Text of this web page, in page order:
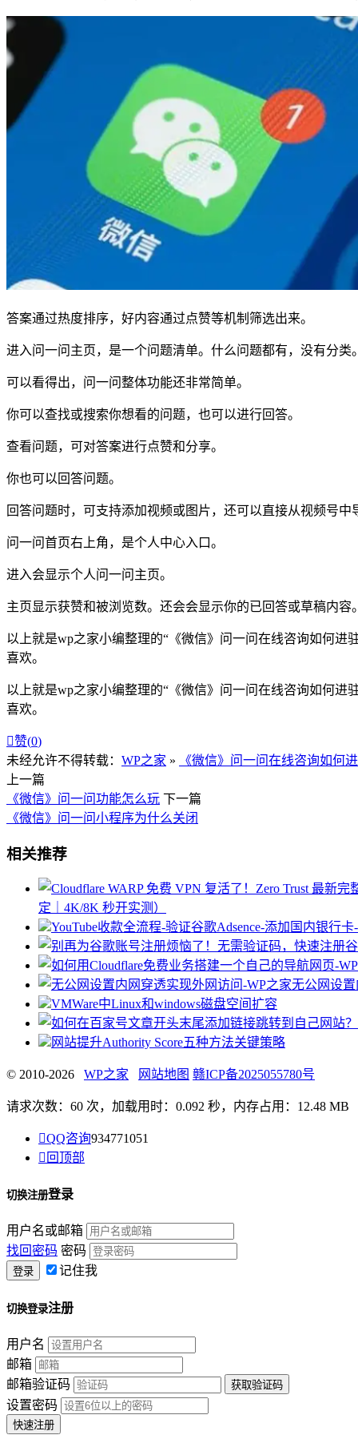
答案通过热度排序，好内容通过点赞等机制筛选出来。
进入问一问主页，是一个问题清单。什么问题都有，没有分类
可以看得出，问一问整体功能还非常简单。
你可以查找或搜索你想看的问题，也可以进行回答。
查看问题，可对答案进行点赞和分享。
你也可以回答问题。
回答问题时，可支持添加视频或图片，还可以直接从视频号中
问一问首页右上角，是个人中心入口。
进入会显示个人问一问主页。
主页显示获赞和被浏览数。还会会显示你的已回答或草稿内容
以上就是wp之家小编整理的“ 《微信》问一问在线咨询如何进
喜欢。
以上就是wp之家小编整理的“《微信》问一问在线咨询如何
喜欢。
赞(0)
未经允许不得转载： WP之家 »
《微信》问一问在线咨询如何
上一篇
《微信》问一问功能怎么玩 下一篇
《微信》问一问小程序为什么关闭
相关推荐
定｜4K/8K 秒开实测）
YouTube收款全流程-验证谷歌Adsence-添加国内银行
无公网设
VMWare中Linux和windows磁盘空间扩容
网站提升Authority Score五种方法关键策略
© 2010-2026 WP之家 网站地图 赣ICP备2025055780号
请求次数：60 次，加载用时：0.092 秒，内存占用：12.48 MB
QQ咨询934771051
 回顶部
切换注册登录
用户名或邮箱
找回密码 密码
记住我
切换登录注册
用户名
邮箱
邮箱验证码
设置密码